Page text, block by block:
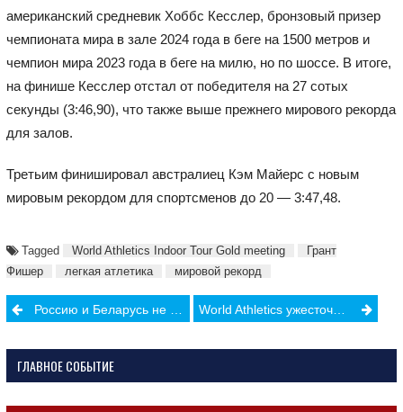
американский средневик Хоббс Кесслер, бронзовый призер
чемпионата мира в зале 2024 года в беге на 1500 метров и
чемпион мира 2023 года в беге на милю, но по шоссе. В итоге,
на финише Кесслер отстал от победителя на 27 сотых
секунды (3:46,90), что также выше прежнего мирового рекорда
для залов.
Третьим финишировал австралиец Кэм Майерс с новым
мировым рекордом для спортсменов до 20 — 3:47,48.
Tagged World Athletics Indoor Tour Gold meeting
Грант
Фишер
легкая атлетика мировой рекорд
PostРоссию и Беларусь не допустят на Чемпионат Мира по хоккею World Athletics ужесточит правила для спортсменов-трансгендеров и спортсменов с нарушениями полового развития (DSD)
ГЛАВНОЕ СОБЫТИЕ